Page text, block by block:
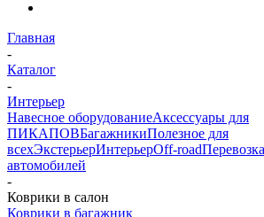
Главная
-
Каталог
-
Интерьер
Навесное оборудованиеАксессуары для
ПИКАПОВБагажникиПолезное для
всехЭкстерьерИнтерьерOff-road
автомобилей
-
Коврики в салон
Коврики в багажник